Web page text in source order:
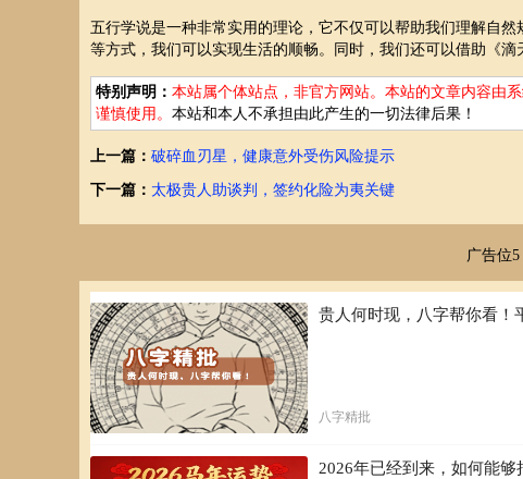
五行学说是一种非常实用的理论，它不仅可以帮助我们理解自
等方式，我们可以实现生活的顺畅。同时，我们还可以借助《
特别声明： 本站属个体站点，非官方网站。本站的文章内容由
谨慎使用。 本站和本人不承担由此产生的一切法律后果！
上一篇： 破碎血刃星，健康意外受伤风险提示
下一篇： 太极贵人助谈判，签约化险为夷关键
广告位
贵人何时现，八字帮你看！
八字精批
2026年已经到来，如何能